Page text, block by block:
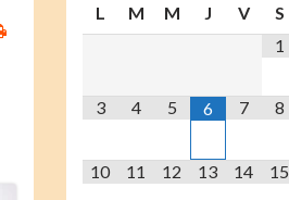
L M M J V S
1
3 4 5 6 7 8
10 11 12 13 14 15